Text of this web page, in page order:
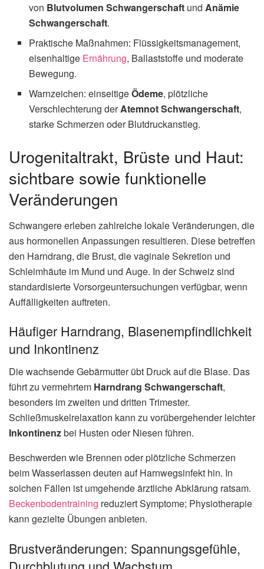
von Blutvolumen Schwangerschaft undAnämie
Schwangerschaft.
Praktische Maßnahmen: Flüssigkeitsmanagement,
eisenhaltige Ernährung, Ballaststoffe und moderate
Bewegung.
Warnzeichen: einseitigeÖdeme, plötzliche
Verschlechterung derAtemnot Schwangerschaft,
starke Schmerzen oder Blutdruckanstieg.
Urogenitaltrakt, Brüste und Haut:
sichtbare sowie funktionelle
Veränderungen
Schwangere erleben zahlreiche lokale Veränderungen, die
aus hormonellen Anpassungen resultieren. Diese betreffen
den Harndrang, die Brust, die vaginale Sekretion und
Schleimhäute im Mund und Auge. In der Schweiz sind
standardisierte Vorsorgeuntersuchungen verfügbar, wenn
Auffälligkeiten auftreten.
Häufiger Harndrang, Blasenempfindlichkeit
und Inkontinenz
Die wachsende Gebärmutter übt Druck auf die Blase. Das
führt zu vermehrtem Harndrang Schwangerschaft,
besonders im zweiten und dritten Trimester.
Schließmuskelrelaxation kann zu vorübergehender leichter
Inkontinenzbei Husten oder Niesen führen.
Beschwerden wie Brennen oder plötzliche Schmerzen
beim Wasserlassen deuten auf Harnwegsinfekt hin. In
solchen Fällen ist umgehende ärztliche Abklärung ratsam.
Beckenbodentraining reduziert Symptome; Physiotherapie
kann gezielte Übungen anbieten.
Brustveränderungen: Spannungsgefühle,